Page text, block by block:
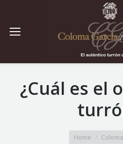
¿Cuál es el
Home